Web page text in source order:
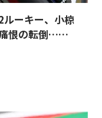
ーキー、小椋
痛恨の転倒……